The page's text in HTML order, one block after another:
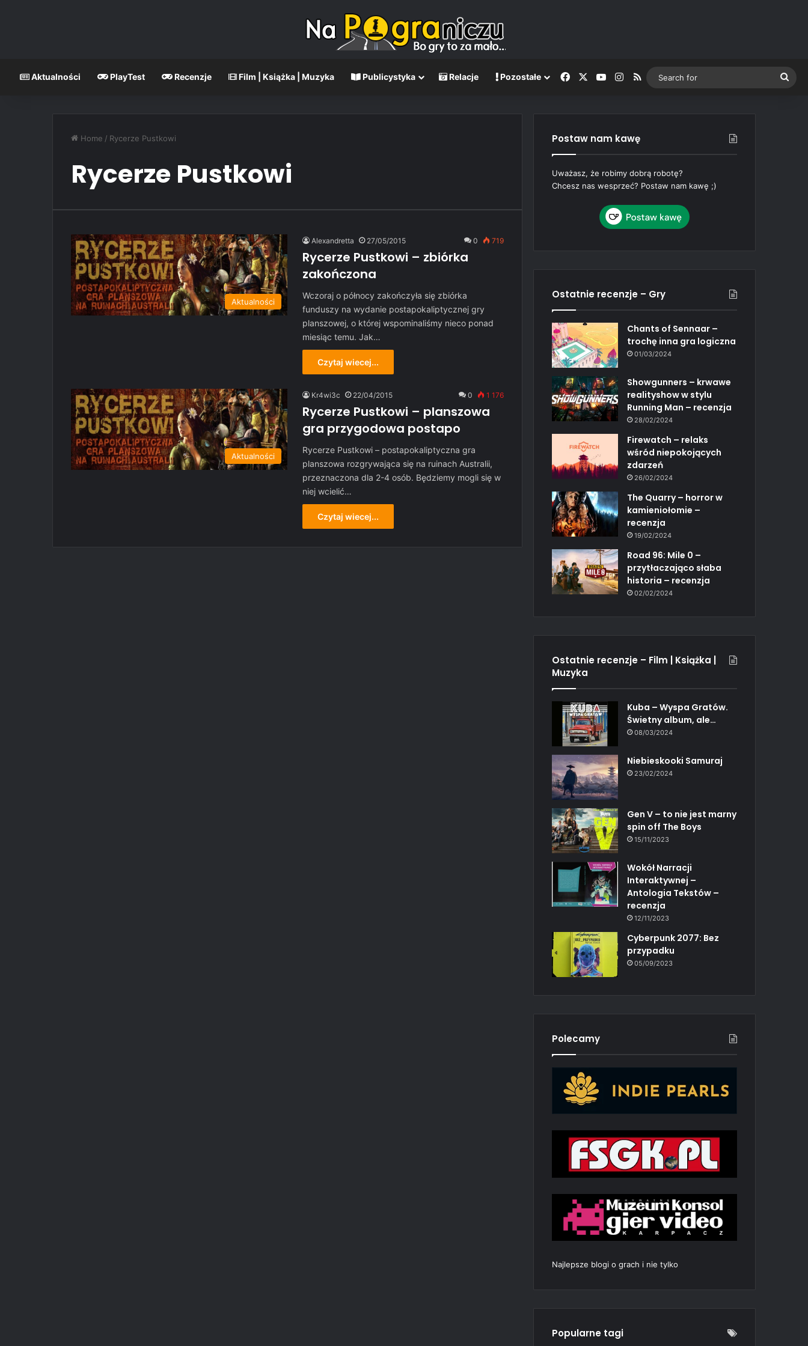
Aktualności PlayTest Recenzje Film | Książka | Muzyka Publicystyka Relacje Pozostałe Facebook YouTubeInstagram
RSS
Home / Rycerze Pustkowi
Rycerze Pustkowi
Aktualności
Alexandretta 27/05/2015 0 719
Rycerze Pustkowi – zbiórka
zakończona
Wczoraj o północy zakończyła się zbiórka
funduszy na wydanie postapokaliptycznej gry
planszowej, o której wspominaliśmy nieco ponad
miesiąc temu. Jak…
Czytaj wiecej...
Aktualności
Kr4wi3c 22/04/2015 0 1 176
Rycerze Pustkowi – planszowa
gra przygodowa postapo
Rycerze Pustkowi – postapokaliptyczna gra
planszowa rozgrywająca się na ruinach Australii,
przeznaczona dla 2-4 osób. Będziemy mogli się w
niej wcielić…
Czytaj wiecej...
Postaw nam kawę
Uważasz, że robimy dobrą robotę?
Chcesz nas wesprzeć? Postaw nam kawę ;)
Ostatnie recenzje – Gry
Chants of Sennaar –
trochę inna gra logiczna
01/03/2024
Showgunners – krwawe
realityshow w stylu
Running Man – recenzja
28/02/2024
Firewatch – relaks
wśród niepokojących
zdarzeń
26/02/2024
The Quarry – horror w
kamieniołomie –
recenzja
19/02/2024
Road 96: Mile 0 –
przytłaczająco słaba
historia – recenzja
02/02/2024
Ostatnie recenzje – Film | Książka |
Muzyka
Kuba – Wyspa Gratów.
Świetny album, ale…
08/03/2024
Niebieskooki Samuraj
23/02/2024
Gen V – to nie jest marny
spin off The Boys
15/11/2023
Wokół Narracji
Interaktywnej –
Antologia Tekstów –
recenzja
12/11/2023
Cyberpunk 2077: Bez
przypadku
05/09/2023
Polecamy
Najlepsze blogi o grach i nie tylko
Popularne tagi